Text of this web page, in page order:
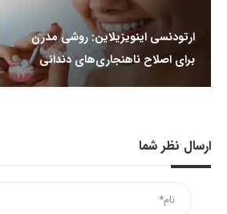
ارتودنسی اینویزیلاین: روشی مدرن
برای اصلاح ناهنجاری‌های دندانی
ارسال نظر شما